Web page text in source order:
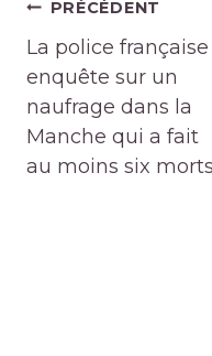
Navigation
de
l’article
PRÉCÉDENT
La police française
enquête sur un
naufrage dans la
Manche qui a fait
au moins six morts